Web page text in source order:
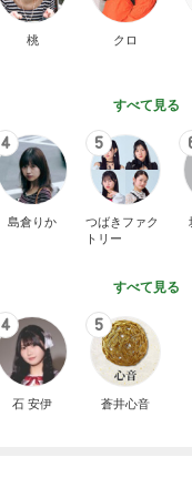
桃 クロ
すべて見る
4
島倉りか
5
つばきファク
トリー
すべて見る
4
石 安伊
5
蒼井心音